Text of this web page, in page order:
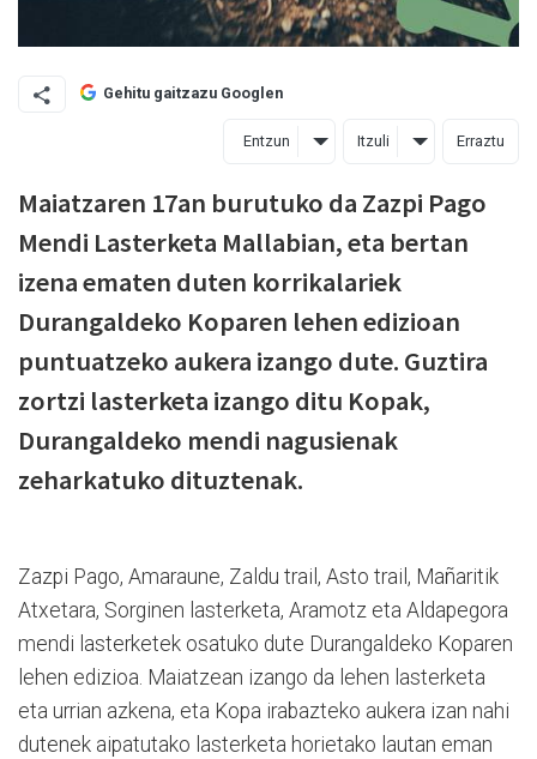
Gehitu gaitzazu Googlen
Entzun Itzuli Erraztu
Maiatzaren 17an burutuko da Zazpi Pago
Mendi Lasterketa Mallabian, eta bertan
izena ematen duten korrikalariek
Durangaldeko Koparen lehen edizioan
puntuatzeko aukera izango dute. Guztira
zortzi lasterketa izango ditu Kopak,
Durangaldeko mendi nagusienak
zeharkatuko dituztenak.
Zazpi Pago, Amaraune, Zaldu trail, Asto trail, Mañaritik
Atxetara, Sorginen lasterketa, Aramotz eta Aldapegora
mendi lasterketek osatuko dute Durangaldeko Koparen
lehen edizioa. Maiatzean izango da lehen lasterketa
eta urrian azkena, eta Kopa irabazteko aukera izan nahi
dutenek aipatutako lasterketa horietako lautan eman